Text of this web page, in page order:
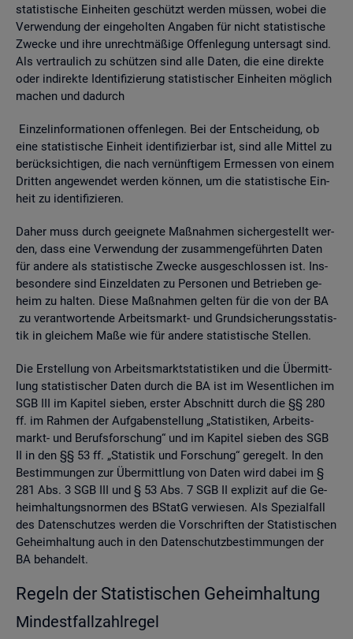
sta­tis­ti­sche Ein­hei­ten ge­schützt wer­den müs­sen, wobei die
Ver­wen­dung der ein­ge­hol­ten An­ga­ben für nicht sta­tis­ti­sche
Zwe­cke und ihre un­recht­mä­ßi­ge Of­fen­le­gung un­ter­sagt sind.
Als ver­trau­lich zu schüt­zen sind alle Daten, die eine di­rek­te
oder in­di­rek­te Iden­ti­fi­zie­rung sta­tis­ti­scher Ein­hei­ten mög­lich
ma­chen und da­durch
Ein­zel­in­for­ma­tio­nen of­fen­le­gen. Bei der Ent­schei­dung, ob
eine sta­tis­ti­sche Ein­heit iden­ti­fi­zier­bar ist, sind alle Mit­tel zu
be­rück­sich­ti­gen, die nach ver­nünf­ti­gem Er­mes­sen von einem
Drit­ten an­ge­wen­det wer­den kön­nen, um die sta­tis­ti­sche Ein­
heit zu iden­ti­fi­zie­ren.
Daher muss durch ge­eig­ne­te Maß­nah­men si­cher­ge­stellt wer­
den, dass eine Ver­wen­dung der zu­sam­men­ge­führ­ten Daten
für an­de­re als sta­tis­ti­sche Zwe­cke aus­ge­schlos­sen ist. Ins­
be­son­de­re sind Ein­zel­da­ten zu Per­so­nen und Be­trie­ben ge­
heim zu hal­ten. Diese Maß­nah­men gel­ten für die von der BA
zu ver­ant­wor­ten­de Ar­beits­markt- und Grund­si­che­rungs­sta­tis­
tik in glei­chem Maße wie für an­de­re sta­tis­ti­sche Stel­len.
Die Er­stel­lung von Ar­beits­markt­sta­tis­ti­ken und die Über­mitt­
lung sta­tis­ti­scher Daten durch die BA ist im We­sent­li­chen im
SGB III im Ka­pi­tel sie­ben, ers­ter Ab­schnitt durch die §§ 280
ff. im Rah­men der Auf­ga­ben­stel­lung „Sta­tis­ti­ken, Ar­beits­
markt- und Be­rufs­for­schung“ und im Ka­pi­tel sie­ben des SGB
II in den §§ 53 ff. „Sta­tis­tik und For­schung“ ge­re­gelt. In den
Be­stim­mun­gen zur Über­mitt­lung von Daten wird dabei im §
281 Abs. 3 SGB III und § 53 Abs. 7 SGB II ex­pli­zit auf die Ge­
heim­hal­tungs­nor­men des BStatG ver­wie­sen. Als Spe­zi­al­fall
des Da­ten­schut­zes wer­den die Vor­schrif­ten der Sta­tis­ti­schen
Ge­heim­hal­tung auch in den Da­ten­schutz­be­stim­mun­gen der
BA be­han­delt.
Re­geln der Sta­tis­ti­schen Ge­heim­hal­tung
Min­dest­fall­zahl­re­gel